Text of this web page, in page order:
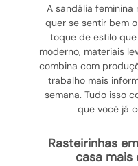
A sandália
quer se sentir bem
toque de estilo
moderno, materiais
combina com
trabalho mais
semana. Tudo isso
que você já
rasteirinhas em promoção: leve para
casa